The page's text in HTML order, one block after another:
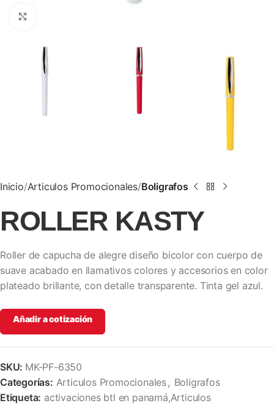
Inicio Articulos Promocionales Boligrafos
ROLLER KASTY
Roller de capucha de alegre diseño bicolor con cuerpo de
suave acabado en llamativos colores y accesorios en color
plateado brillante, con detalle transparente. Tinta gel azul.
Añadir a cotización
SKU: MK-PF-6350
Categorías: Articulos Promocionales, Boligrafos
Etiqueta: activaciones btl en panamá,Articulos